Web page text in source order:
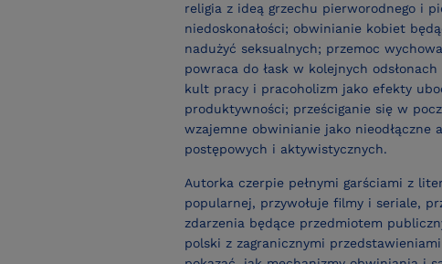
religia z ideą grzechu pierworodnego i
niedoskonałości; obwinianie kobiet
nadużyć seksualnych; przemoc
powraca do łask w kolejnych
kult pracy i pracoholizm jako efekty
produktywności; prześciganie się w
wzajemne obwinianie jako nieodłączne
postępowych i aktywistycznych.
Autorka czerpie pełnymi garściami z
popularnej, przywołuje filmy i seriale,
zdarzenia będące przedmiotem
polski z zagranicznymi